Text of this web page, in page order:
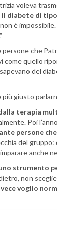
voleva
il diabete di
è
persone che
come quello
del
più giusto
terapia
Poi
persone
del
anche
strumento
non
voglio